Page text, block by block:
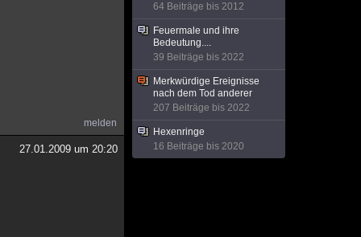
melden
27.01.2009 um 20:20
64 Beiträge bis 2012
Feuermale und ihre
Bedeutung....
39 Beiträge bis 2022
Merkwürdige Ereignisse
nach dem Tod anderer
207 Beiträge bis 2022
Hexenringe
16 Beiträge bis 2020